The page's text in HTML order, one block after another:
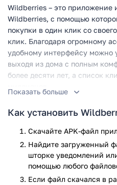
Wildberries – это приложение
Wildberries, с помощью
покупки в один клик со
клик. Благодаря огромному
удобному интерфейсу можно
выходя из дома с полным
более десяти лет, а список
Найдется все
Боле 15 тысяч брендов,
одежда, и товары для детей,
книжки, бытовая техника,
Доставка
Показать больше
Как установить
Скачайте APK-файл
Найдите загруженный
шторке уведомлений
помощью любого
Если файл скачался в